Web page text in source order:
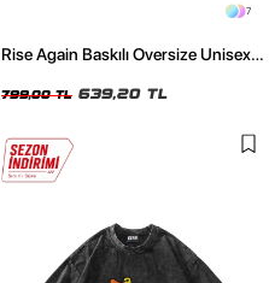
7
Rise Again Baskılı Oversize Unisex
799,00 TL 639,20 TL